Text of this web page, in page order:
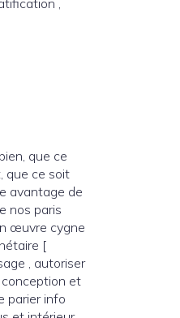
,
que ce
que ce soit
avantage de
nos paris
œuvre cygne
[
, autoriser
et
parier info